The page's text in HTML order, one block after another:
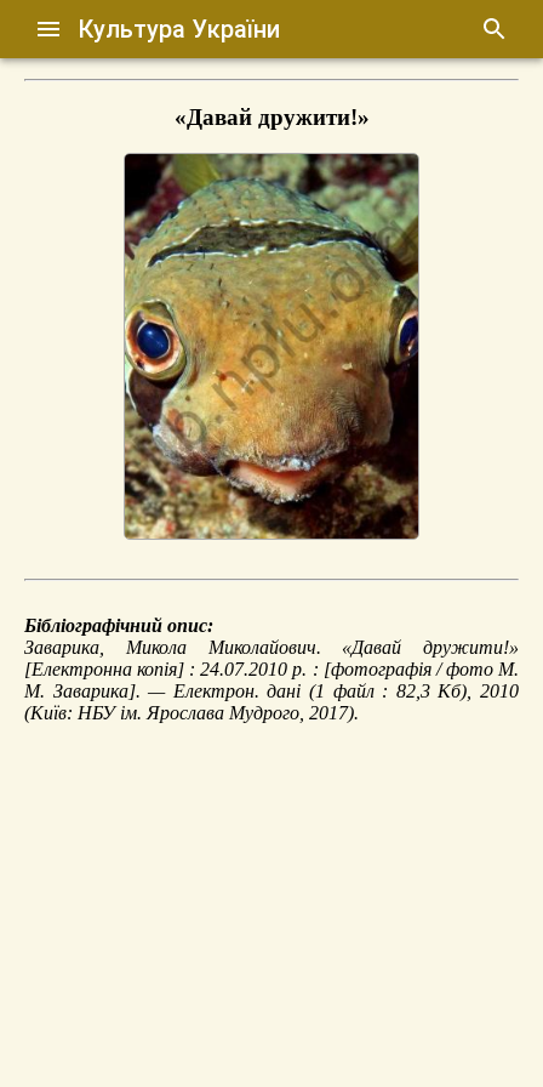
Культура України
«Давай дружити!»
Бібліографічний опис:
Заварика, Микола Миколайович. «Давай дружити!»
[Електронна копія] : 24.07.2010 р. : [фотографія / фото М.
М. Заварика]. — Електрон. дані (1 файл : 82,3 Кб), 2010
(Київ: НБУ ім. Ярослава Мудрого, 2017).